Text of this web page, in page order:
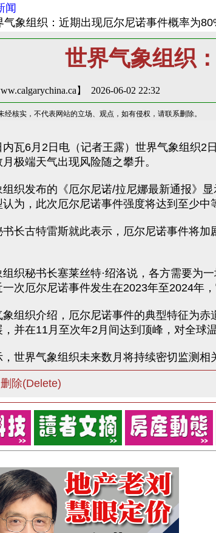
闻
气象组织：近期出现厄尔尼诺事件概率为
世界气象组织
】 2026-06-02 22:32
经核实，不代表网站的立场、观点，如有侵权，请联系删除。
6月2日电（记者王露）世界气象组织2日
极端天气出现风险随之攀升。
发布的《厄尔尼诺/拉尼娜最新通报》显
为，此次厄尔尼诺事件强度将达到至少中
古特雷斯就此表示，厄尔尼诺事件将加
秘书长塞莱丝特·绍洛说，各方需要为一
次厄尔尼诺事件发生在2023年至2024年
织介绍，厄尔尼诺事件的典型特征为赤
，并在11月至次年2月间达到顶峰，对全球
界气象组织未来数月将持续密切监测相
删除(Delete)